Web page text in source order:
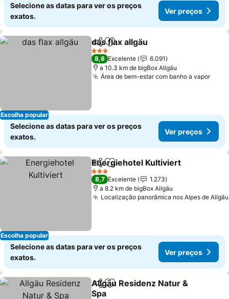
Selecione as datas para ver os preços
exatos.
Ver preços
Escolha popular
PartilharAdicionar aos favoritos
das flax allgäu
3 Estrelas
8,8 Excelente
6.091
a 10.3 km de bigBox Allgäu
Área de bem-estar com banho a vapor
Selecione as datas para ver os preços
exatos.
Ver preços
Escolha popular
PartilharAdicionar aos favoritos
Energiehotel Kultiviert
3 Estrelas
8,7 Excelente
1.273
a 8.2 km de bigBox Allgäu
Localização panorâmica nos Alpes de Allgäu
Selecione as datas para ver os preços
exatos.
Ver preços
PartilharAdicionar aos favoritos
Allgäu Residenz Natur &
Spa